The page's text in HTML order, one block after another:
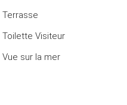
Terrasse
Toilette Visiteur
Vue sur la mer